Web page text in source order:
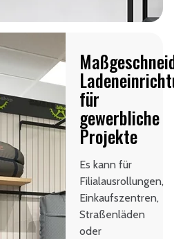
für
gewerbliche
Projekte
Es kann für
Filialausrollungen,
Einkaufszentren,
Straßenläden
oder